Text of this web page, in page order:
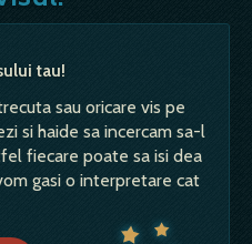
tau!
sau oricare vis pe
si haide sa incercam sa-l
fiecare poate sa isi dea
gasi o interpretare cat